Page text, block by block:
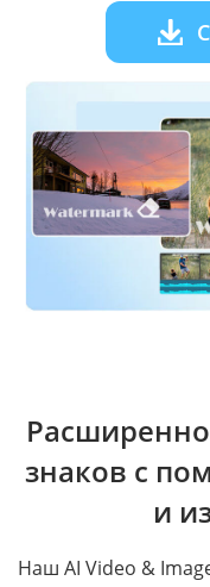
знаков с
и
Наш AI Video &